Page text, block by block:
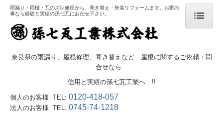
営業品目
雨漏り・雨樋・瓦のズレ修理から、葺き替え・外装リフォームまで。お家の
事なら経験と実績の孫七瓦にお任せ下さい。
奈良県の雨漏り、屋根修理、葺き替えなど 屋根に関するご依頼・問
合せなら
信用と実績の孫七瓦工業へ !!
個人のお客様 TEL: 0120-418-057
法人のお客様 TEL: 0745-74-1218